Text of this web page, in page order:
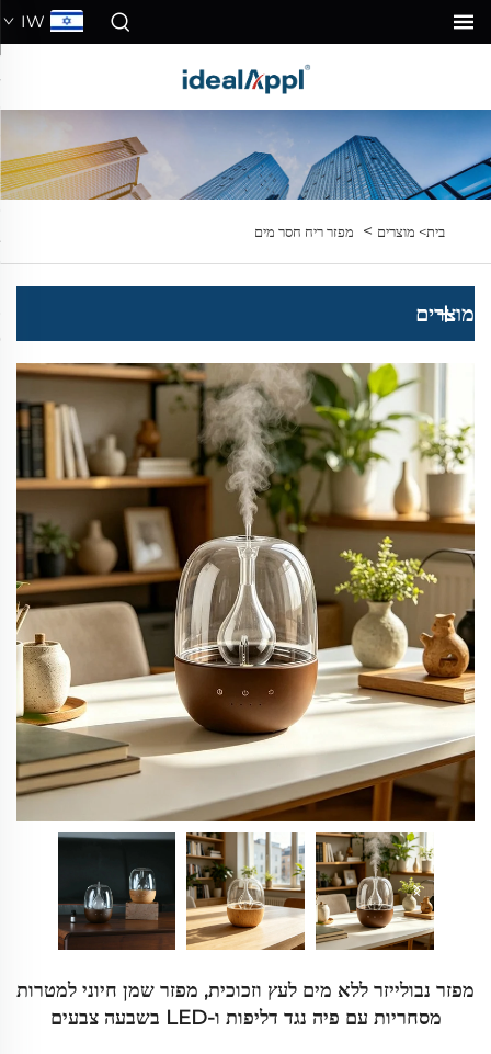
IW
בית> מוצרים > מפזר ריח חסר מים
מוצרים
מפזר נבולייזר ללא מים לעץ וזכוכית, מפזר שמן חיוני למטרות
מסחריות עם פיה נגד דליפות ו-LED בשבעה צבעים